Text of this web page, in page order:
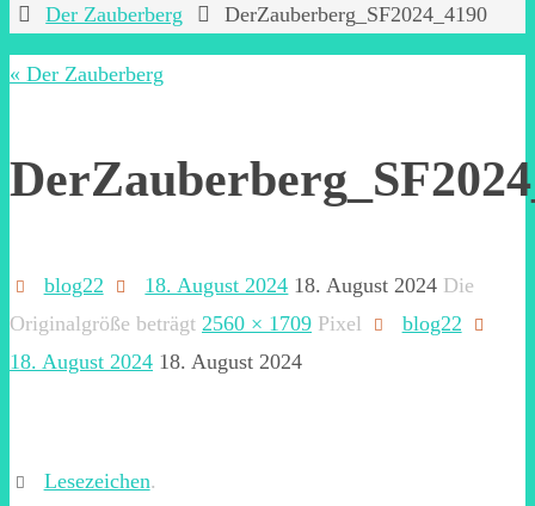
StartDer Zauberberg DerZauberberg_SF2024_4190
« Der Zauberberg
blog22 18. August 2024 18. August 2024 Die
Originalgröße beträgt 2560 × 1709 Pixel
blog22
18. August 2024 18. August 2024
Lesezeichen.